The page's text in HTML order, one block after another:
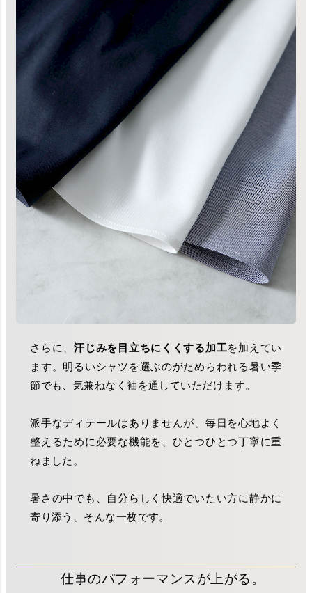
さらに、汗じみを目立ちにくくする加工を加えてい
ます。明るいシャツを選ぶのがためらわれる暑い季
節でも、気兼ねなく袖を通していただけます。
派手なディテールはありませんが、毎日を心地よく
整えるために必要な機能を、ひとつひとつ丁寧に重
ねました。
暑さの中でも、自分らしく快適でいたい方に静かに
寄り添う、そんな一枚です。
仕事のパフォーマンスが上がる。